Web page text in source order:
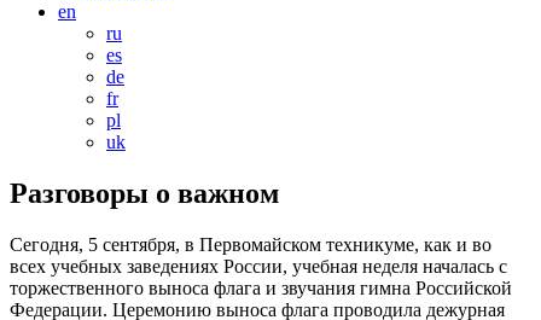
en
ru
es
de
fr
pl
uk
Разговоры о важном
Сегодня, 5 сентября, в Первомайском техникуме, как и во
всех учебных заведениях России, учебная неделя началась с
торжественного выноса флага и звучания гимна Российской
Федерации. Церемонию выноса флага проводила дежурная